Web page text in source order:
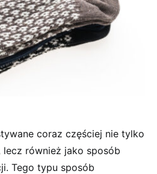
coraz częściej nie tylko
również jako sposób
Tego typu sposób